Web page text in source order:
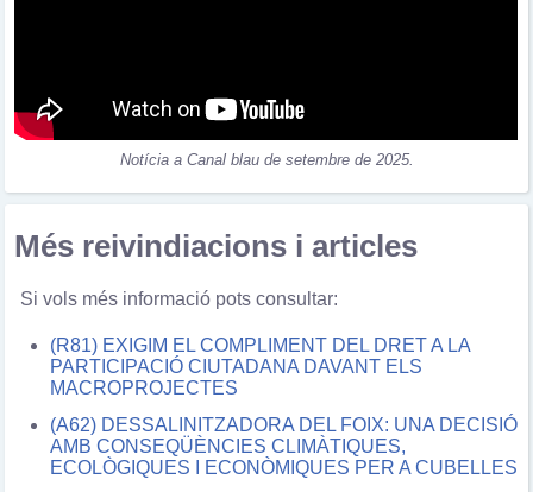
Notícia a Canal blau de setembre de 2025.
Més reivindiacions i articles
Si vols més informació pots consultar:
(R81) EXIGIM EL COMPLIMENT DEL DRET A LA
PARTICIPACIÓ CIUTADANA DAVANT ELS
MACROPROJECTES
(A62) DESSALINITZADORA DEL FOIX: UNA DECISIÓ
AMB CONSEQÜÈNCIES CLIMÀTIQUES,
ECOLÒGIQUES I ECONÒMIQUES PER A CUBELLES